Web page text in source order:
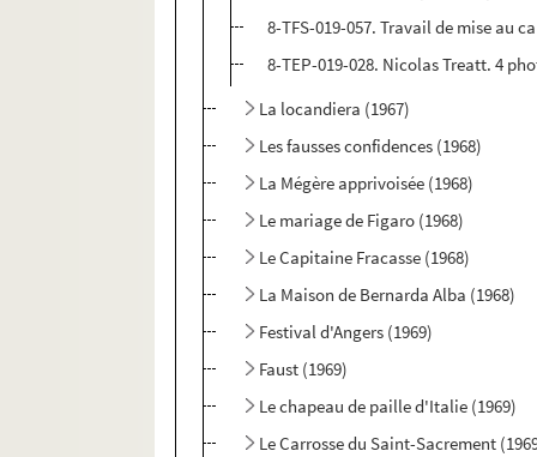
8-TFS-019-057. Travail de mise au
8-TEP-019-028. Nicolas Treatt. 4
La locandiera (1967)
Les fausses confidences (1968)
La Mégère apprivoisée (1968)
Le mariage de Figaro (1968)
Le Capitaine Fracasse (1968)
La Maison de Bernarda Alba (1968)
Festival d'Angers (1969)
Faust (1969)
Le chapeau de paille d'Italie (1969)
Le Carrosse du Saint-Sacrement